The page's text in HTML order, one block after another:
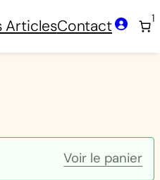
ArticlesContact 1
Voir le panier